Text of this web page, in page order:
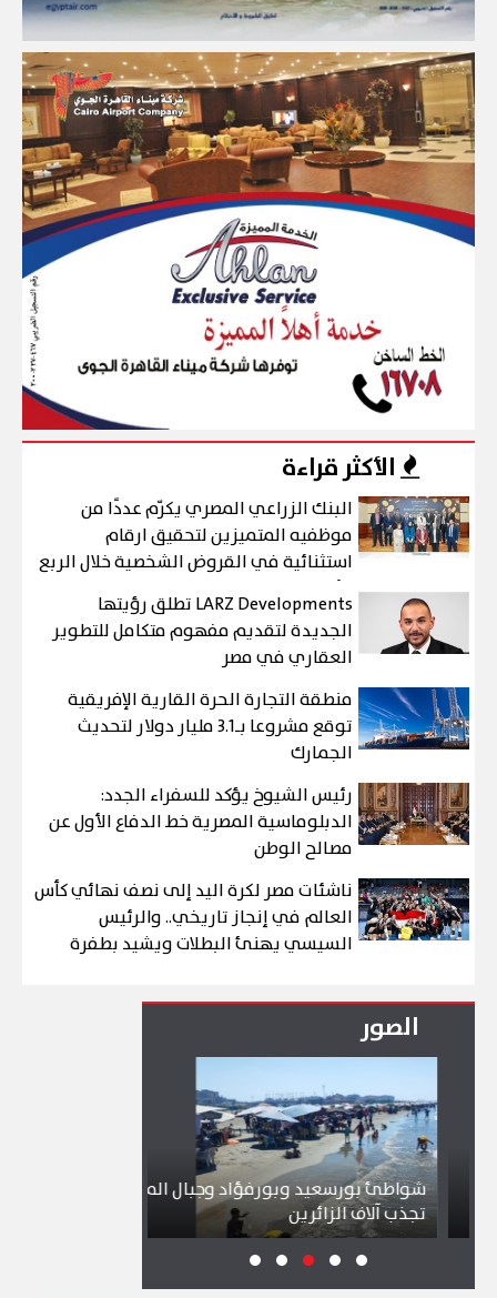
الأكثر قراءة
البنك الزراعي المصري يكرّم عددًا من
موظفيه المتميزين لتحقيق ارقام
استثنائية في القروض الشخصية خلال الربع
الأول من 2026
LARZ Developments تطلق رؤيتها
الجديدة لتقديم مفهوم متكامل للتطوير
العقاري في مصر
منطقة التجارة الحرة القارية الإفريقية
توقع مشروعا بـ3.1 مليار دولار لتحديث
الجمارك
رئيس الشيوخ يؤكد للسفراء الجدد:
الدبلوماسية المصرية خط الدفاع الأول عن
مصالح الوطن
ناشئات مصر لكرة اليد إلى نصف نهائي كأس
العالم في إنجاز تاريخي.. والرئيس
السيسي يهنئ البطلات ويشيد بطفرة
الصور
شواطئ بورسعيد وبورفؤاد وجبال الملح
تجذب آلاف الزائرين